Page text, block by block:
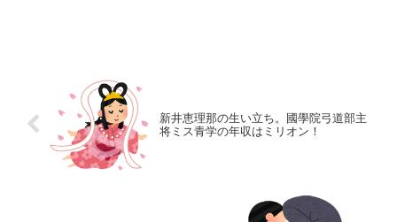
新井恵理那の生い立ち。國學院弓道部主
将ミス青学の年収はミリオン！